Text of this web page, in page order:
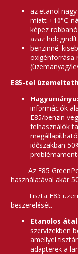
az etanol
miatt +10°C-
képez
azaz
benzinnél
oxigénforrása
(üzemanyag/
E85-tel
információk
E85/benzin
felhasználók
időszakban
Az E85
használatával akár
Tiszta E85
beszerelését.
Etanolos
szervizekben
amellyel
adapterek a